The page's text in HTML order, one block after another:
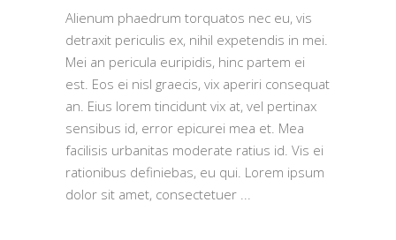
Alienum phaedrum torquatos nec eu, vis
detraxit periculis ex, nihil expetendis in mei.
Mei an pericula euripidis, hinc partem ei
est. Eos ei nisl graecis, vix aperiri consequat
an. Eius lorem tincidunt vix at, vel pertinax
sensibus id, error epicurei mea et. Mea
facilisis urbanitas moderate ratius id. Vis ei
rationibus definiebas, eu qui. Lorem ipsum
dolor sit amet, consectetuer